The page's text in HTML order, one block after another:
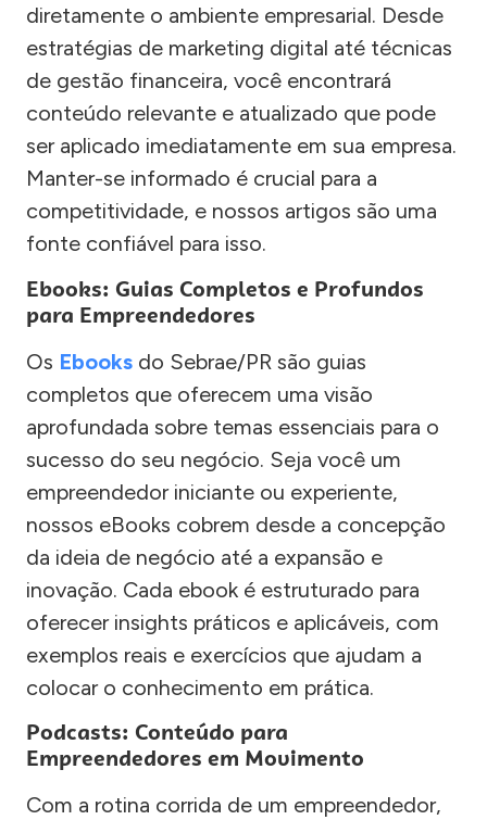
diretamente o ambiente empresarial. Desde
estratégias de marketing digital até técnicas
de gestão financeira, você encontrará
conteúdo relevante e atualizado que pode
ser aplicado imediatamente em sua empresa.
Manter-se informado é crucial para a
competitividade, e nossos artigos são uma
fonte confiável para isso.
Ebooks: Guias Completos e Profundos
para Empreendedores
Os Ebooks do Sebrae/PR são guias
completos que oferecem uma visão
aprofundada sobre temas essenciais para o
sucesso do seu negócio. Seja você um
empreendedor iniciante ou experiente,
nossos eBooks cobrem desde a concepção
da ideia de negócio até a expansão e
inovação. Cada ebook é estruturado para
oferecer insights práticos e aplicáveis, com
exemplos reais e exercícios que ajudam a
colocar o conhecimento em prática.
Podcasts: Conteúdo para
Empreendedores em Movimento
Com a rotina corrida de um empreendedor,